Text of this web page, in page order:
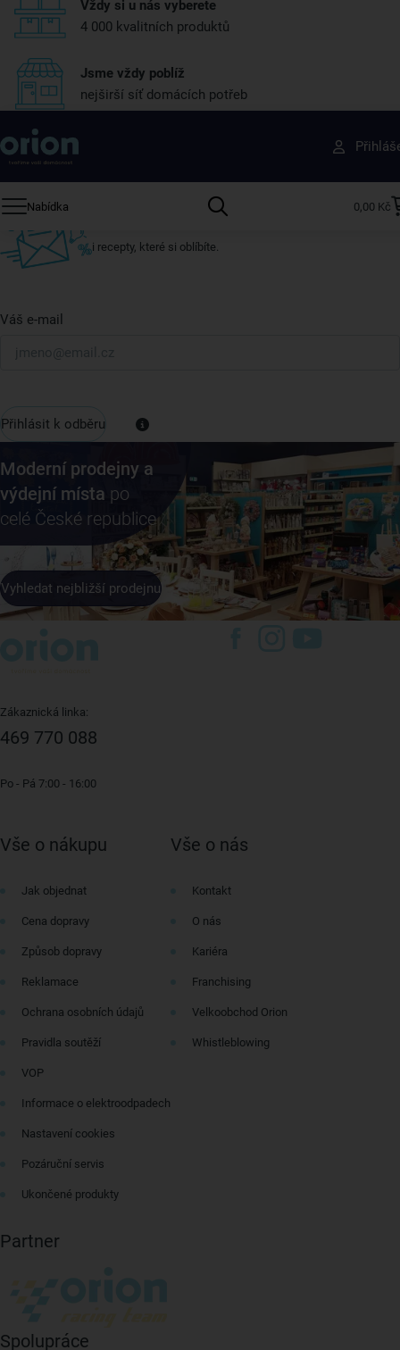
Vždy si u nás vyberete
4 000 kvalitních produktů
Jsme vždy poblíž
nejširší síť domácích potřeb
Nabídka 0,00 Kč
Získejte rady, recepty a tipy na slevy dřív než
ostatní
Přihlaste se k odběru našeho newsletteru.
i recepty, které si oblíbíte.
Váš e-mail
Přihlásit k odběru
Moderní prodejny a
výdejní místa po
celé České republice
Vyhledat nejbližší prodejnu
Zákaznická linka:
469 770 088
Po - Pá 7:00 - 16:00
Vše o nákupu
Jak objednat
Cena dopravy
Způsob dopravy
Reklamace
Ochrana osobních údajů
Pravidla soutěží
VOP
Informace o elektroodpadech
Nastavení cookies
Pozáruční servis
Ukončené produkty
Vše o nás
Kontakt
O nás
Kariéra
Franchising
Velkoobchod Orion
Whistleblowing
Partner
Spolupráce